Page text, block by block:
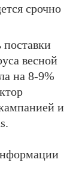
срочно
весной
на 8-9%
и